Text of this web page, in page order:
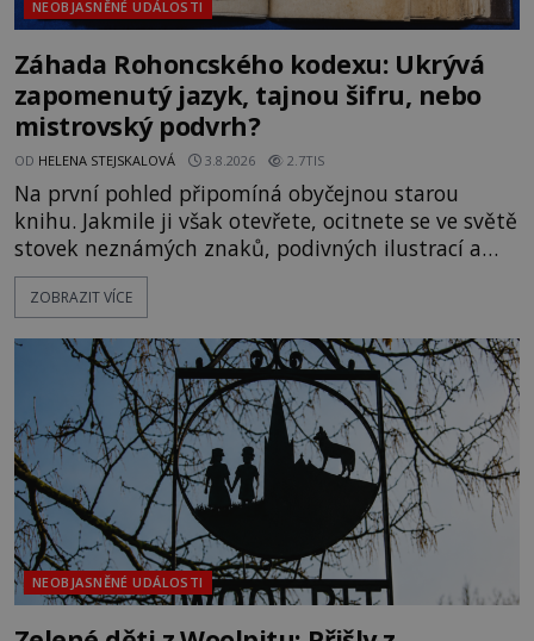
NEOBJASNĚNÉ UDÁLOSTI
Záhada Rohoncského kodexu: Ukrývá
zapomenutý jazyk, tajnou šifru, nebo
mistrovský podvrh?
OD HELENA STEJSKALOVÁ 3.8.2026 2.7TIS
Na první pohled připomíná obyčejnou starou
knihu. Jakmile ji však otevřete, ocitnete se ve světě
stovek neznámých znaků, podivných ilustrací a
textu, který už téměř dvě století vzdoruje všem
pokusům o rozluštění. Rohoncský kodex patří mezi
jistotou neví, kdo jej napsal, kdy vznikl ani co
vlastně vypráví. Rohoncský kodex se poprvé
objevuje v roce
ZOBRAZIT VÍCE
NEOBJASNĚNÉ UDÁLOSTI